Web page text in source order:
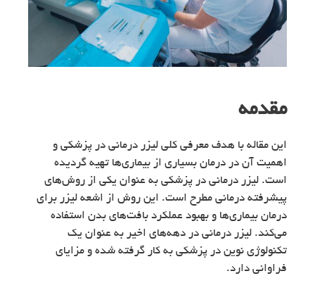
مقدمه
این مقاله با هدف معرفی کلی لیزر درمانی در پزشکی و
اهمیت آن در درمان بسیاری از بیماری‌ها تهیه گردیده
است. لیزر درمانی در پزشکی به عنوان یکی از روش‌های
پیشرفته درمانی مطرح است. این روش از اشعه لیزر برای
درمان بیماری‌ها و بهبود عملکرد بافت‌های بدن استفاده
می‌کند. لیزر درمانی در دهه‌های اخیر به عنوان یک
تکنولوژی نوین در پزشکی به کار گرفته شده و مزایای
فراوانی دارد.